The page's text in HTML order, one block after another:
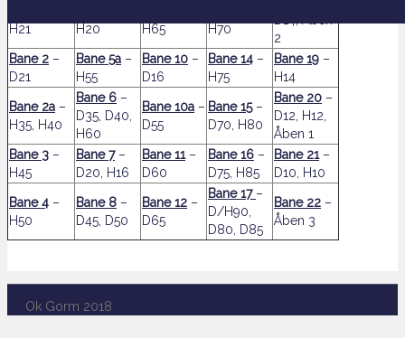
H21
H20
H65
H70
2
Bane 2 –
D21
Bane 5a –
H55
Bane 10 –
D16
Bane 14 –
H75
Bane 19 –
H14
Bane 2a –
H35, H40
Bane 6 –
D35, D40,
H60
Bane 10a –
D55
Bane 15–
D70, H80
Bane 20 –
D12, H12,
Åben 1
Bane 3 –
H45
Bane 7–
D20, H16
Bane 11–
D60
Bane 16 –
D75, H85
Bane 21–
D10, H10
Bane 4 –
H50
Bane 8 –
D45, D50
Bane 12 –
D65
Bane 17 –
D/H90,
D80, D85
Bane 22 –
Åben 3
Ok Gorm 2018